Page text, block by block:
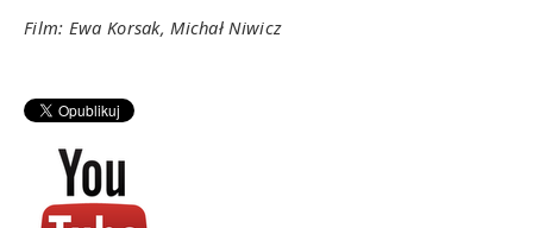
Film: Ewa Korsak, Michał Niwicz